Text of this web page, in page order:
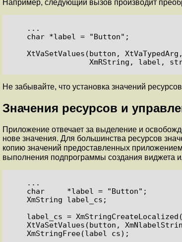
Например, следующий вызов производит
XmRString,
Не забывайте, что установка значений
Значения ресурсов и
Приложение отвечает за выделение и
нове значения. Для большинства ресурсов
копию значений предоставленных
выполнения подпрограммы создания виджета
    XmStringFree(label_cs);